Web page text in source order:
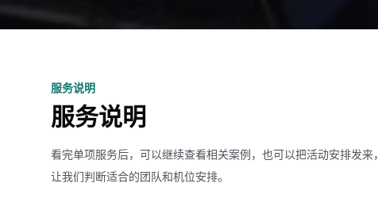
服务说明
服务说明
看完单项服务后，可以继续查看相关案例，也可以把活动安排发来，
让我们判断适合的团队和机位安排。